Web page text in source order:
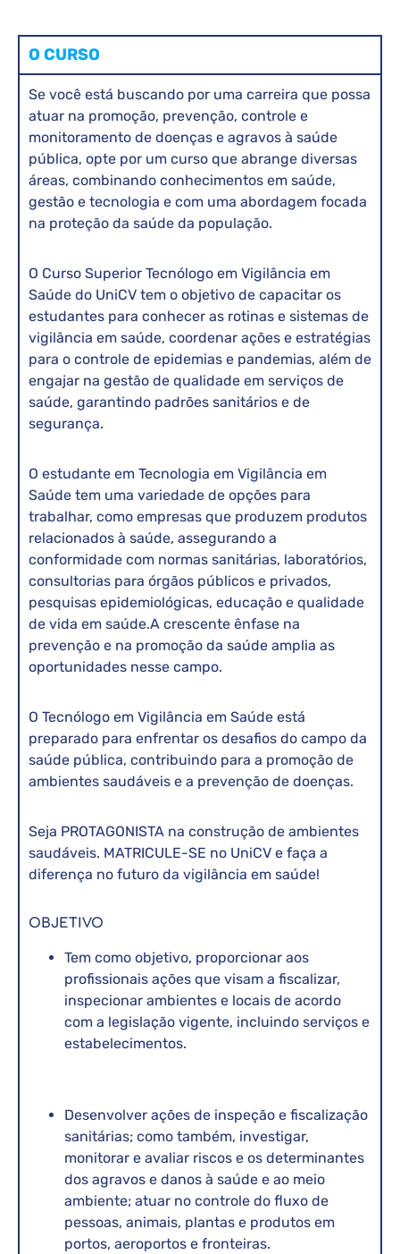
O CURSO
Se você está buscando por uma carreira que possa
atuar na promoção, prevenção, controle e
monitoramento de doenças e agravos à saúde
pública, opte por um curso que abrange diversas
áreas, combinando conhecimentos em saúde,
gestão e tecnologia e com uma abordagem focada
na proteção da saúde da população.
O Curso Superior Tecnólogo em Vigilância em
Saúde do UniCV tem o objetivo de capacitar os
estudantes para conhecer as rotinas e sistemas de
vigilância em saúde, coordenar ações e estratégias
para o controle de epidemias e pandemias, além de
engajar na gestão de qualidade em serviços de
saúde, garantindo padrões sanitários e de
segurança.
O estudante em Tecnologia em Vigilância em
Saúde tem uma variedade de opções para
trabalhar, como empresas que produzem produtos
relacionados à saúde, assegurando a
conformidade com normas sanitárias, laboratórios,
consultorias para órgãos públicos e privados,
pesquisas epidemiológicas, educação e qualidade
de vida em saúde.A crescente ênfase na
prevenção e na promoção da saúde amplia as
oportunidades nesse campo.
O Tecnólogo em Vigilância em Saúde está
preparado para enfrentar os desafios do campo da
saúde pública, contribuindo para a promoção de
ambientes saudáveis e a prevenção de doenças.
Seja PROTAGONISTA na construção de ambientes
saudáveis. MATRICULE-SE no UniCV e faça a
diferença no futuro da vigilância em saúde!
OBJETIVO
Tem como objetivo, proporcionar aos
profissionais ações que visam a fiscalizar,
inspecionar ambientes e locais de acordo
com a legislação vigente, incluindo serviços e
estabelecimentos.
Desenvolver ações de inspeção e fiscalização
sanitárias; como também, investigar,
monitorar e avaliar riscos e os determinantes
dos agravos e danos à saúde e ao meio
ambiente; atuar no controle do fluxo de
pessoas, animais, plantas e produtos em
portos, aeroportos e fronteiras.